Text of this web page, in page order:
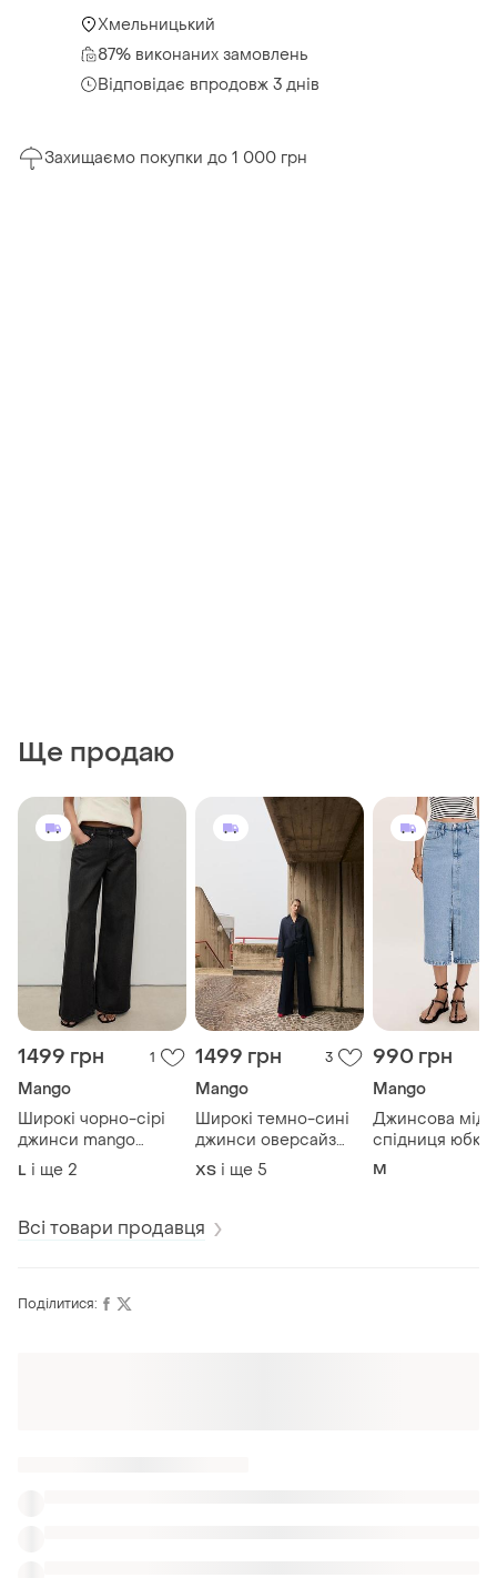
Хмельницький
87% виконаних замовлень
Відповідає впродовж 3 днів
Захищаємо покупки до 1 000 грн
Ще продаю
1499 грн 1
Mango
Широкі чорно-сірі
джинси mango
оверсайз вайд лег
середня посадка
L і ще 2
1499 грн 3
Mango
Широкі темно-сині
джинси оверсайз
рівні прямі палаццо
mango висока
XS і ще 5
990 грн
Mango
Джинсова міді
спідниця юбка
блакитна
M
Всі товари продавця
Поділитися: